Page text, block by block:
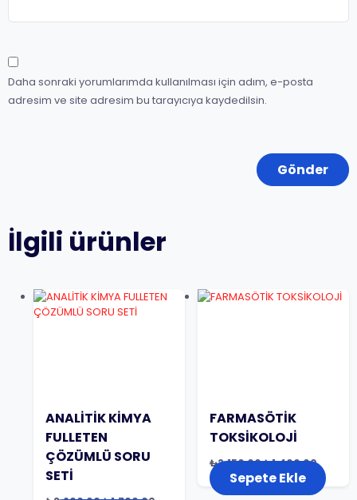
Daha sonraki yorumlarımda kullanılması için adım, e-posta
adresim ve site adresim bu tarayıcıya kaydedilsin.
İlgili ürünler
ANALİTİK KİMYA
FULLETEN
ÇÖZÜMLÜ SORU
SETİ
FARMASÖTİK
TOKSİKOLOJİ
₺2.150,00Orijinal
fiyat:
₺2.150,00.
₺1.400,00Şu
andaki
fiyat:
Sepete Ekle